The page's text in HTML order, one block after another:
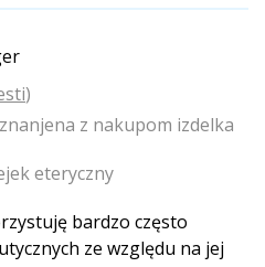
)
z nakupom izdelka
eteryczny
bardzo często
ze względu na jej